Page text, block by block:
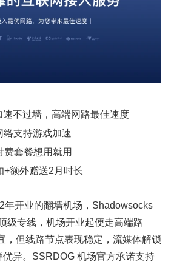
速不过墙，高端网路最佳速度
络支持游戏加速
费套餐想用就用
+额外赠送2月时长
年开业的翻墙机场，Shadowsocks
级专线，机场开业起便走高端路
，但线路节点表现稳定，流媒体解锁
异。SSRDOG 机场官方承诺支持